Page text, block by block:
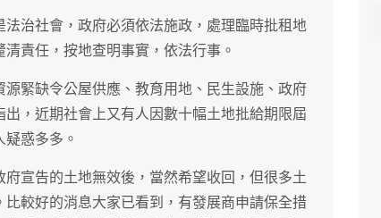
法治社會，政府必須依法施政，處理臨時批租地
責任，按地查明事實，依法行事。
緊缺令公屋供應、教育用地、民生設施、政府
，近期社會上又有人因數十幅土地批給期限屆
惑多多。
宣告的土地無效後，當然希望收回，但很多土
較好的消息大家已看到，有發展商申請保全措